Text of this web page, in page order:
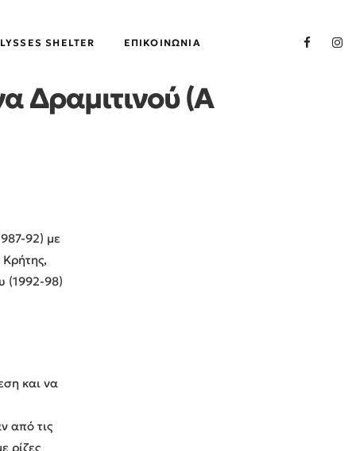
SHELTER ΕΠΙΚΟΙΝΩΝΊΑ
Δραμιτινού (Α
92) με
Κρήτης,
(1992-98)
και να
από τις
ρίζες